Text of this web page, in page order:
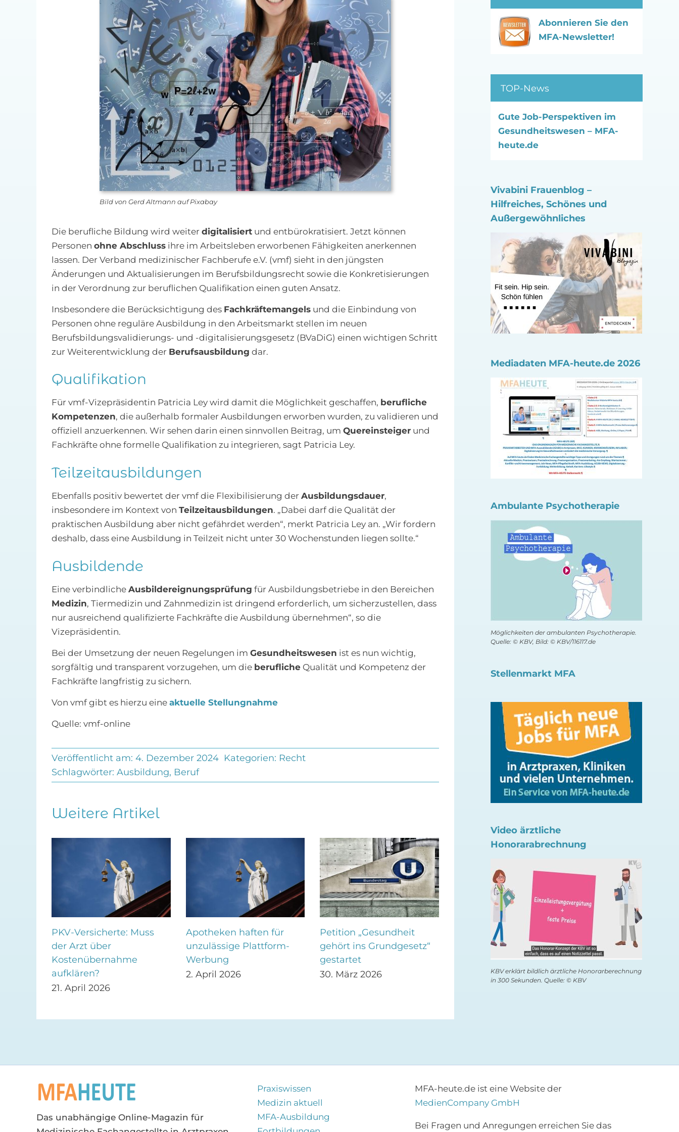
Bild von Gerd Altmann auf Pixabay
Die berufliche Bildung wird weiter digitalisiertund entbürokratisiert. Jetzt können
Personen ohne Abschlussihre im Arbeitsleben erworbenen Fähigkeiten anerkennen
lassen. Der Verband medizinischer Fachberufe e.V. (vmf) sieht in den jüngsten
Änderungen und Aktualisierungen im Berufsbildungsrecht sowie die Konkretisierungen
in der Verordnung zur beruflichen Qualifikation einen guten Ansatz.
Insbesondere die Berücksichtigung des Fachkräftemangelsund die Einbindung von
Personen ohne reguläre Ausbildung in den Arbeitsmarkt stellen im neuen
Berufsbildungsvalidierungs- und -digitalisierungsgesetz (BVaDiG) einen wichtigen Schritt
zur Weiterentwicklung der Berufsausbildung dar.
Qualifikation
Für vmf-Vizepräsidentin Patricia Ley wird damit die Möglichkeit geschaffen, berufliche
Kompetenzen, die außerhalb formaler Ausbildungen erworben wurden, zu validieren und
offiziell anzuerkennen. Wir sehen darin einen sinnvollen Beitrag, um Quereinsteigerund
Fachkräfte ohne formelle Qualifikation zu integrieren, sagt Patricia Ley.
Teilzeitausbildungen
Ebenfalls positiv bewertet der vmf die Flexibilisierung der Ausbildungsdauer,
insbesondere im Kontext von Teilzeitausbildungen. „Dabei darf die Qualität der
praktischen Ausbildung aber nicht gefährdet werden“, merkt Patricia Ley an. „Wir fordern
deshalb, dass eine Ausbildung in Teilzeit nicht unter 30 Wochenstunden liegen sollte.“
Ausbildende
Eine verbindliche Ausbildereignungsprüfung für Ausbildungsbetriebe in den Bereichen
Medizin, Tiermedizin und Zahnmedizin ist dringend erforderlich, um sicherzustellen, dass
nur ausreichend qualifizierte Fachkräfte die Ausbildung übernehmen“, so die
Vizepräsidentin.
Bei der Umsetzung der neuen Regelungen im Gesundheitswesen ist es nun wichtig,
sorgfältig und transparent vorzugehen, um die beruflicheQualität und Kompetenz der
Fachkräfte langfristig zu sichern.
Von vmf gibt es hierzu eine aktuelle Stellungnahme
Quelle: vmf-online
Veröffentlicht am: 4. Dezember 2024 Kategorien: Recht
Schlagwörter: Ausbildung, Beruf
Weitere Artikel
PKV-Versicherte: Muss
der Arzt über
Kostenübernahme
aufklären?
21. April 2026
Apotheken haften für
unzulässige Plattform-
Werbung
2. April 2026
Petition „Gesundheit
gehört ins Grundgesetz“
gestartet
30. März 2026
Gericht: Absenkung der
Psychotherapie-
Vergütung ausgesetzt
13. Juli 2026
Werbung der Shop
Apotheke als
Apotheke“
29. Mai 2026
Abonnieren Sie den
MFA-Newsletter!
TOP-News
Gute Job-Perspektiven im
Gesundheitswesen – MFA-
heute.de
Vivabini Frauenblog –
Hilfreiches, Schönes und
Außergewöhnliches
Mediadaten MFA-heute.de 2026
Ambulante Psychotherapie
Möglichkeiten der ambulanten Psychotherapie.
Quelle: © KBV, Bild: © KBV/116117.de
Stellenmarkt MFA
Video ärztliche
Honorarabrechnung
KBV erklärt bildlich ärztliche Honorarberechnung
in 300 Sekunden. Quelle: © KBV
Das unabhängige Online-Magazin für
Praxiswissen
Medizin aktuell
MFA-Ausbildung
MFA-heute.de ist eine Website der
MedienCompany GmbH
Bei Fragen und Anregungen erreichen Sie das